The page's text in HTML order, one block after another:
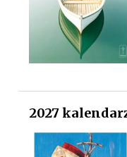
2027